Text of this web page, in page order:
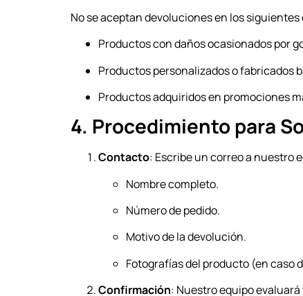
No se aceptan devoluciones en los siguientes
Productos con daños ocasionados por
Productos personalizados o fabricados
Productos adquiridos en promociones
4. Procedimiento para
Contacto: Escribe un correo a nuestro
Nombre completo.
Número de pedido.
Motivo de la devolución.
Fotografías del producto (en caso
Confirmación: Nuestro equipo